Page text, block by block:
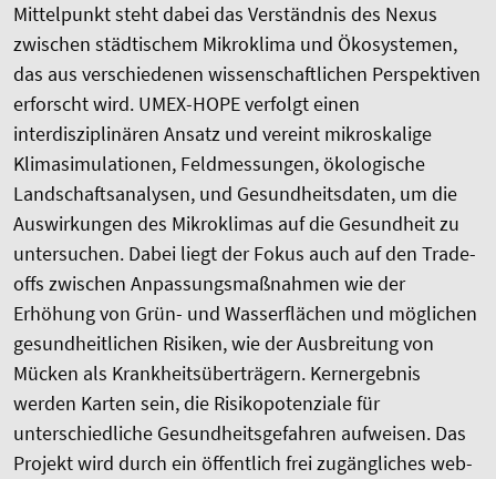
Mittelpunkt steht dabei das Verständnis des Nexus
zwischen städtischem Mikroklima und Ökosystemen,
das aus verschiedenen wissenschaftlichen Perspektiven
erforscht wird. UMEX-HOPE verfolgt einen
interdisziplinären Ansatz und vereint mikroskalige
Klimasimulationen, Feldmessungen, ökologische
Landschaftsanalysen, und Gesundheitsdaten, um die
Auswirkungen des Mikroklimas auf die Gesundheit zu
untersuchen. Dabei liegt der Fokus auch auf den Trade-
offs zwischen Anpassungsmaßnahmen wie der
Erhöhung von Grün- und Wasserflächen und möglichen
gesundheitlichen Risiken, wie der Ausbreitung von
Mücken als Krankheitsüberträgern. Kernergebnis
werden Karten sein, die Risikopotenziale für
unterschiedliche Gesundheitsgefahren aufweisen. Das
Projekt wird durch ein öffentlich frei zugängliches web-